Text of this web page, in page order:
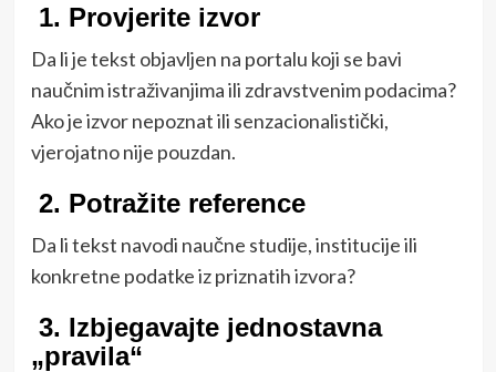
1. Provjerite izvor
Da li je tekst objavljen na portalu koji se bavi
naučnim istraživanjima ili zdravstvenim podacima?
Ako je izvor nepoznat ili senzacionalistički,
vjerojatno nije pouzdan.
2. Potražite reference
Da li tekst navodi naučne studije, institucije ili
konkretne podatke iz priznatih izvora?
3. Izbjegavajte jednostavna
„pravila“